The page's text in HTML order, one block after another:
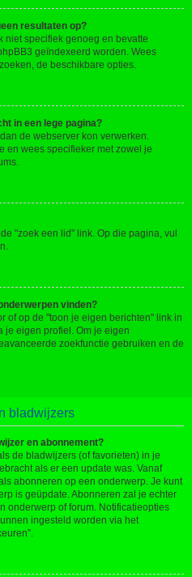
resultaten op?
niet specifiek genoeg en bevatte
geïndexeerd worden. Wees
de beschikbare opties.
in een lege pagina?
de webserver kon verwerken.
en wees specifieker met zowel je
"zoek een lid" link. Op die pagina, vul
vinden?
of op de "toon je eigen berichten" link in
je eigen profiel. Om je eigen
zoekfunctie gebruiken en de
bladwijzers
en abonnement?
de bladwijzers (of favorieten) in je
als er een update was. Vanaf
abonneren op een onderwerp. Je kunt
is geüpdate. Abonneren zal je echter
onderwerp of forum. Notificatieopties
ingesteld worden via het